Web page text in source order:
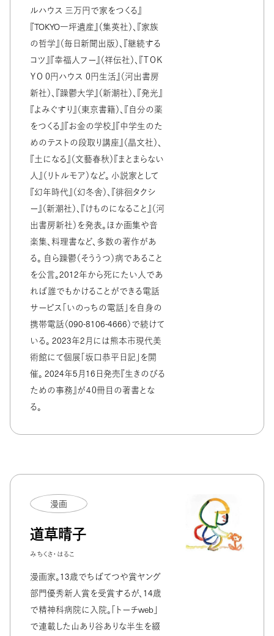
ルハウス 三万円で家をつくる』
『TOKYO一坪遺産』（集英社）、『家族
の哲学』（毎日新聞出版）、『継続する
コツ』『幸福人フー』（祥伝社）、『ＴＯＫ
ＹＯ ０円ハウス ０円生活』（河出書房
新社）、『躁鬱大学』（新潮社）、『発光』
『よみぐすり』（東京書籍）、『自分の薬
をつくる』『お金の学校』『中学生のた
めのテストの段取り講座』（晶文社）、
『土になる』（文藝春秋）『まとまらない
人』（リトルモア）など。 小説家として
『幻年時代』（幻冬舎）、『徘徊タクシ
ー』（新潮社）、『けものになること』（河
出書房新社）を発表。ほか画集や音
楽集、料理書など、多数の著作があ
る。 自ら躁鬱（そううつ）病であること
を公言。2012年から死にたい人であ
れば誰でもかけることができる電話
サービス「いのっちの電話」を自身の
携帯電話（090-8106-4666）で続けて
いる。 2023年2月には熊本市現代美
術館にて個展「坂口恭平日記」を開
催。 2024年5月16日発売『生きのびる
ための事務』が４０冊目の著書とな
る。
漫画
道草晴子
みちくさ・はるこ
漫画家。13歳でちばてつや賞ヤング
部門優秀新人賞を受賞するが、14歳
で精神科病院に入院。「トーチweb」
で連載した山あり谷ありな半生を綴